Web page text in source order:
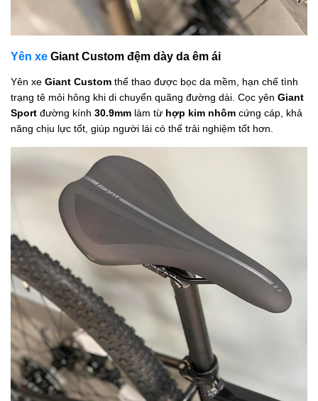
Yên xe Giant Custom đệm dày da êm ái
Yên xe Giant Custom thể thao được bọc da mềm, hạn chế tình
trạng tê mỏi hông khi di chuyển quãng đường dài. Cọc yên Giant
Sport đường kính 30.9mm làm từ hợp kim nhôm cứng cáp, khả
năng chịu lực tốt, giúp người lái có thể trải nghiệm tốt hơn.